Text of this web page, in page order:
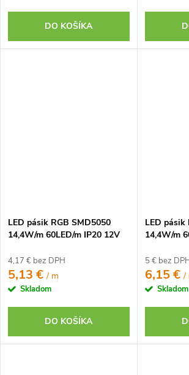
DO KOŠÍKA
LED pásik RGB SMD5050
14,4W/m 60LED/m IP20 12V
4,17 € bez DPH
5,13 €/ m
Skladom
DO KOŠÍKA
LED pásik
14,4W/m
5 € bez
6,15 €/
Skladom